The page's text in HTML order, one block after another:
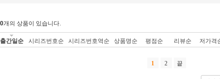
개의 상품이 있습니다.
출간일순 시리즈번호순 시리즈번호역순 상품명순 평점순 리뷰순 저가격
1 2 끝